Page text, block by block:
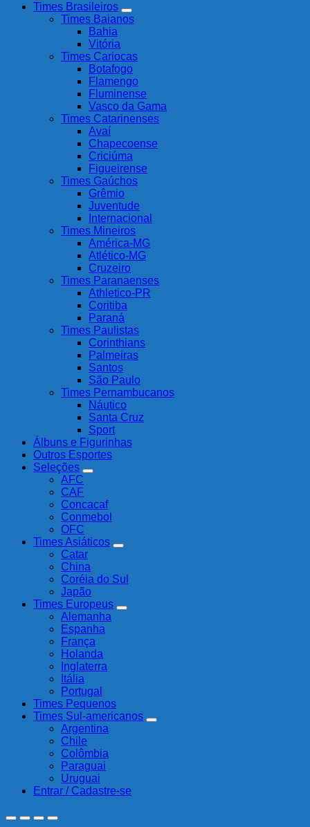
Times Brasileiros
Times Baianos
Bahia
Vitória
Times Cariocas
Botafogo
Flamengo
Fluminense
Vasco da Gama
Times Catarinenses
Avaí
Chapecoense
Criciúma
Figueirense
Times Gaúchos
Grêmio
Juventude
Internacional
Times Mineiros
América-MG
Atlético-MG
Cruzeiro
Times Paranaenses
Athletico-PR
Coritiba
Paraná
Times Paulistas
Corinthians
Palmeiras
Santos
São Paulo
Times Pernambucanos
Náutico
Santa Cruz
Sport
Álbuns e Figurinhas
Outros Esportes
Seleções
AFC
CAF
Concacaf
Conmebol
OFC
Times Asiáticos
Catar
China
Coréia do Sul
Japão
Times Europeus
Alemanha
Espanha
França
Holanda
Inglaterra
Itália
Portugal
Times Pequenos
Times Sul-americanos
Argentina
Chile
Colômbia
Paraguai
Uruguai
Entrar / Cadastre-se